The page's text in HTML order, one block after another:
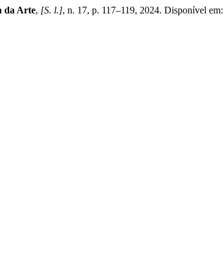
da Arte, [S. l.], n. 17, p. 117–119, 2024. Disponível em: